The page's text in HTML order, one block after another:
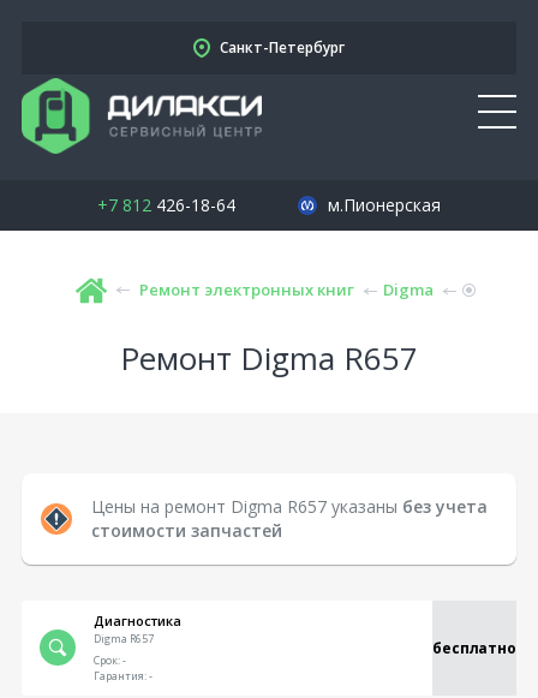
Санкт-Петербург
+7 812426-18-64 м.Пионерская
Ремонт электронных книг Digma
Ремонт Digma R657
Цены на ремонт Digma R657 указаны без учета
стоимости запчастей
Диагностика
Digma R657 бесплатно
Срок:-
Гарантия:-